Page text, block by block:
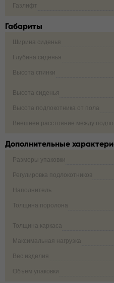
Газлифт
Габариты
Ширина сиденья
Глубина сиденья
Высота спинки
Высота сиденья
Высота подлокотника от пола
Внешнее расстояние между
Дополнительные
Размеры упаковки
Регулировка подлокотников
Наполнитель
Толщина поролона
Толщина каркаса
Максимальная нагрузка
Вес изделия
Объем упаковки